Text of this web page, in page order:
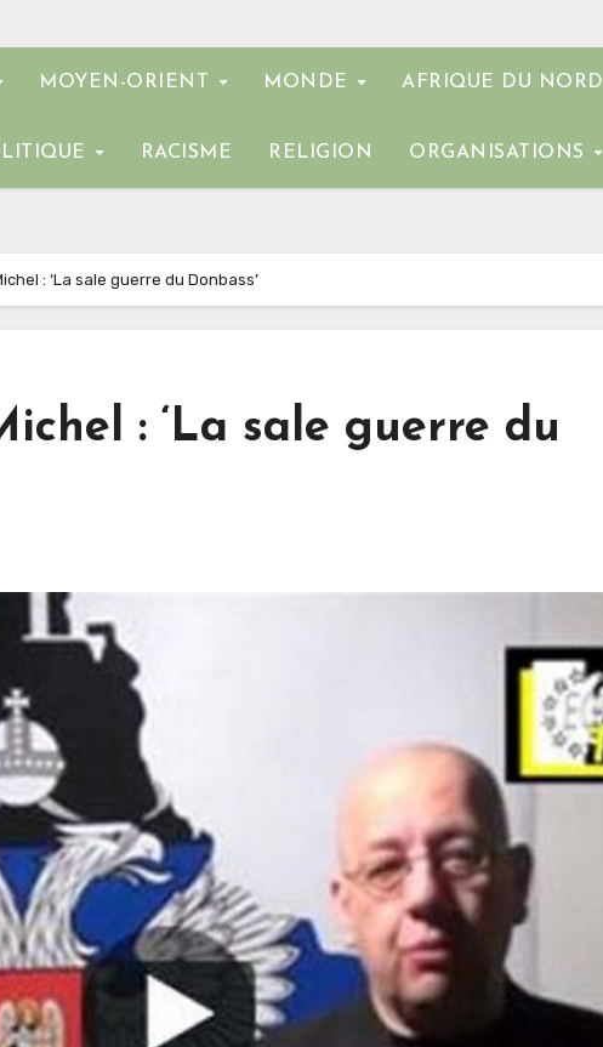
MOYEN-ORIENT MONDE AFRIQUE DU NORD
RACISME RELIGION ORGANISATIONS
: ‘La sale guerre du Donbass’
: ‘La sale guerre du